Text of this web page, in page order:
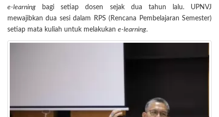
e-learning bagi setiap dosen sejak dua tahun lalu. UPNVJ
mewajibkan dua sesi dalam RPS (Rencana Pembelajaran Semester)
setiap mata kuliah untuk melakukan e-learning.